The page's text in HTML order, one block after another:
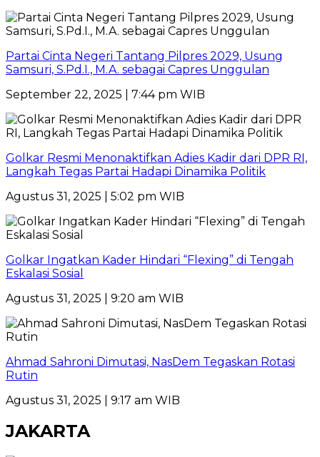
Partai Cinta Negeri Tantang Pilpres 2029, Usung
Samsuri, S.Pd.I., M.A. sebagai Capres Unggulan
September 22, 2025 | 7:44 pm WIB
Golkar Resmi Menonaktifkan Adies Kadir dari DPR RI,
Langkah Tegas Partai Hadapi Dinamika Politik
Agustus 31, 2025 | 5:02 pm WIB
Golkar Ingatkan Kader Hindari “Flexing” di Tengah
Eskalasi Sosial
Agustus 31, 2025 | 9:20 am WIB
Ahmad Sahroni Dimutasi, NasDem Tegaskan Rotasi
Rutin
Agustus 31, 2025 | 9:17 am WIB
JAKARTA